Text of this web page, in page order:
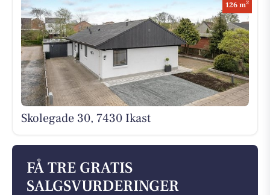
126 m2
Skolegade 30, 7430 Ikast
FÅ TRE GRATIS
SALGSVURDERINGER